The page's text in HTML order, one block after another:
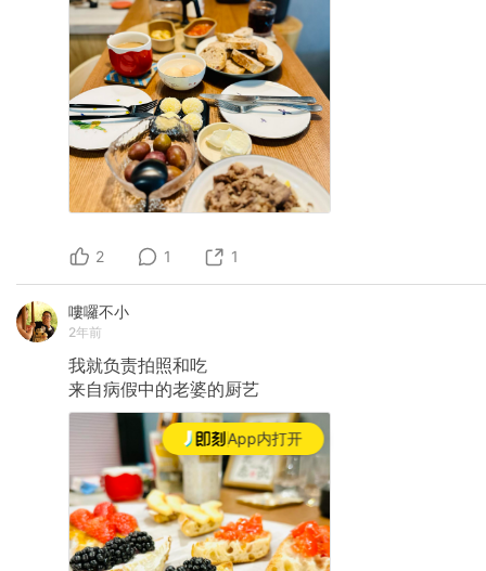
App内打开
2 1 1
嘍囉不小
2年前
我就负责拍照和吃
来自病假中的老婆的厨艺